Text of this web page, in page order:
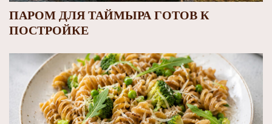
ПАРОМ ДЛЯ ТАЙМЫРА ГОТОВ К
ПОСТРОЙКЕ